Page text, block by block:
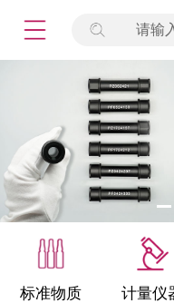
请输
标准物质 计量仪
标准物质
产品专项
微生物检测/质